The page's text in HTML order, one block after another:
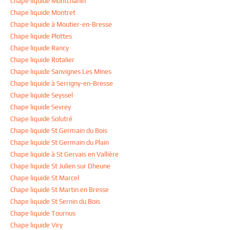
Chape liquide Montret
Chape liquide à Moutier-en-Bresse
Chape liquide Plottes
Chape liquide Rancy
Chape liquide Rotalier
Chape liquide Sanvignes Les Mines
Chape liquide à Serrigny-en-Bresse
Chape liquide Seyssel
Chape liquide Sevrey
Chape liquide Solutré
Chape liquide St Germain du Bois
Chape liquide St Germain du Plain
Chape liquide à St Gervais en Vallière
Chape liquide St Julien sur Dheune
Chape liquide St Marcel
Chape liquide St Martin en Bresse
Chape liquide St Sernin du Bois
Chape liquide Tournus
Chape liquide Viry